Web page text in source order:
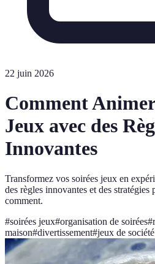
22 juin 2026
Comment
Jeux avec des
Innovantes
Transformez vos soirées jeux en
des règles innovantes et des
comment.
#soirées jeux#organisation de soirées#
maison#divertissement#jeux de société